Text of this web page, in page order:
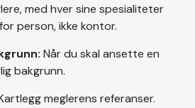
med hver sine spesialiteter
person, ikke kontor.
Når du skal ansette en
bakgrunn.
meglerens referanser.